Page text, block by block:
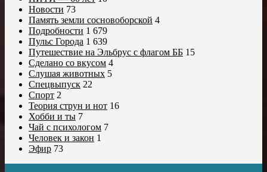
Новости 73
Память земли сосновоборской 4
Подробности 1 679
Пульс Города 1 639
Путешествие на Эльбрус с флагом ББ 15
Сделано со вкусом 4
Слушая животных 5
Спецвыпуск 22
Спорт 2
Теория струн и нот 16
Хобби и ты 7
Чай с психологом 7
Человек и закон 1
Эфир 73